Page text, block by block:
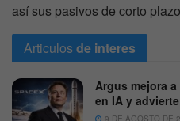
así sus pasivos de corto
Articulosde interes
Argus mejora
en IA y
9 DE AGOSTO DE